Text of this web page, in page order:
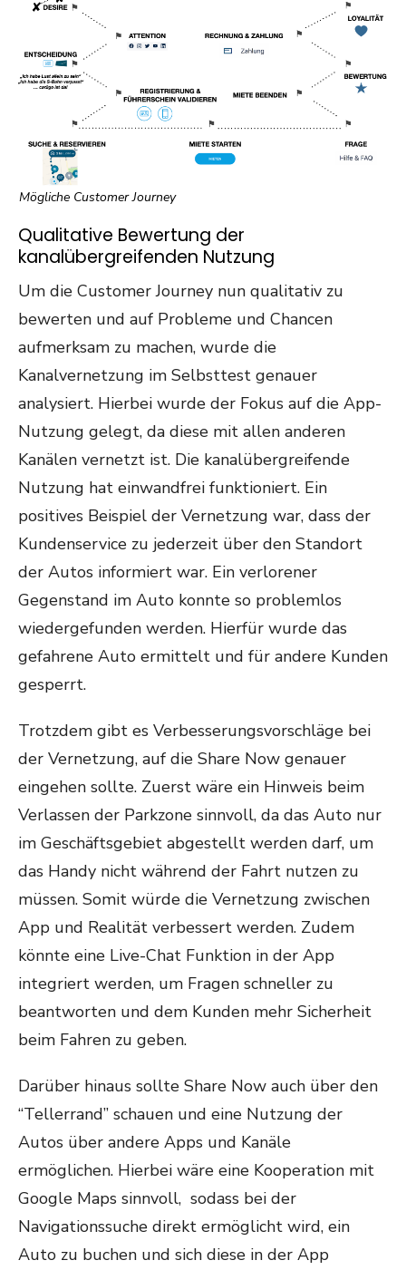
Mögliche Customer Journey
Qualitative Bewertung der
kanalübergreifenden Nutzung
Um die Customer Journey nun qualitativ zu
bewerten und auf Probleme und Chancen
aufmerksam zu machen, wurde die
Kanalvernetzung im Selbsttest genauer
analysiert. Hierbei wurde der Fokus auf die App-
Nutzung gelegt, da diese mit allen anderen
Kanälen vernetzt ist. Die kanalübergreifende
Nutzung hat einwandfrei funktioniert. Ein
positives Beispiel der Vernetzung war, dass der
Kundenservice zu jederzeit über den Standort
der Autos informiert war. Ein verlorener
Gegenstand im Auto konnte so problemlos
wiedergefunden werden. Hierfür wurde das
gefahrene Auto ermittelt und für andere Kunden
gesperrt.
Trotzdem gibt es Verbesserungsvorschläge bei
der Vernetzung, auf die Share Now genauer
eingehen sollte. Zuerst wäre ein Hinweis beim
Verlassen der Parkzone sinnvoll, da das Auto nur
im Geschäftsgebiet abgestellt werden darf, um
das Handy nicht während der Fahrt nutzen zu
müssen. Somit würde die Vernetzung zwischen
App und Realität verbessert werden. Zudem
könnte eine Live-Chat Funktion in der App
integriert werden, um Fragen schneller zu
beantworten und dem Kunden mehr Sicherheit
beim Fahren zu geben.
Darüber hinaus sollte Share Now auch über den
“Tellerrand” schauen und eine Nutzung der
Autos über andere Apps und Kanäle
ermöglichen. Hierbei wäre eine Kooperation mit
Google Maps sinnvoll, sodass bei der
Navigationssuche direkt ermöglicht wird, ein
Auto zu buchen und sich diese in der App